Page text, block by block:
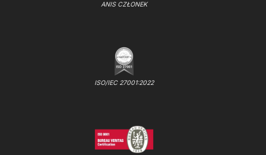
ANIS CZŁONEK
ISO/IEC 27001:2022